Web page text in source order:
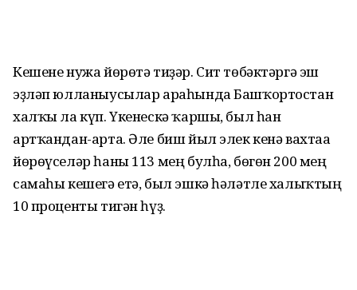
Кешене нужа йөрөтә тиҙәр. Сит төбәктәргә эш
эҙләп юлланыусылар араһында Башҡортостан
халҡы ла күп. Үкенескә ҡаршы, был һан
артҡандан-арта. Әле биш йыл элек кенә вахтаға
йөрөүселәр һаны 113 мең булһа, бөгөн 200 мең
самаһы кешегә етә, был эшкә һәләтле халыҡтың
10 проценты тигән һүҙ.